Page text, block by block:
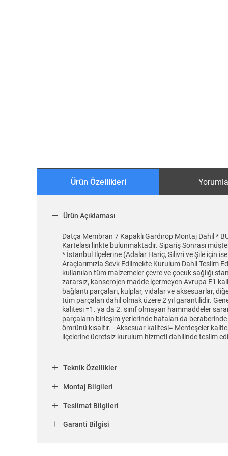
Ürün Özellikleri
Ürün Açıklaması
Datça Membran 7 Kapaklı Gardırop Montaj Dahil *
Kartelası linkte bulunmaktadır. Sipariş Sonrası
* İstanbul İlçelerine (Adalar Hariç, Silivri ve Şile için
Araçlarımızla Sevk Edilmekte Kurulum Dahil Teslim
kullanılan tüm malzemeler çevre ve çocuk sağlığı
zararsız, kanserojen madde içermeyen Avrupa E1
bağlantı parçaları, kulplar, vidalar ve aksesuarlar,
tüm parçaları dahil olmak üzere 2 yıl garantilidir.
kalitesi =1. ya da 2. sınıf olmayan hammaddeler
parçaların birleşim yerlerinde hataları da
ömrünü kısaltır. - Aksesuar kalitesi= Menteşeler
ilçelerine ücretsiz kurulum hizmeti dahilinde teslim
Teknik Özellikler
Montaj Bilgileri
Teslimat Bilgileri
Garanti Bilgisi